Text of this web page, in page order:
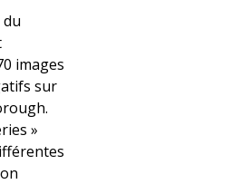
images
sur
»